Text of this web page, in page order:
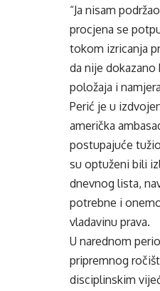
“Ja nisam
procjena se
tokom izricanja
da nije
položaja i
Perić je u
američka
postupajuće
su optuženi bili
dnevnog lista,
potrebne i
vladavinu prava.
U narednom
pripremnog
disciplinskim